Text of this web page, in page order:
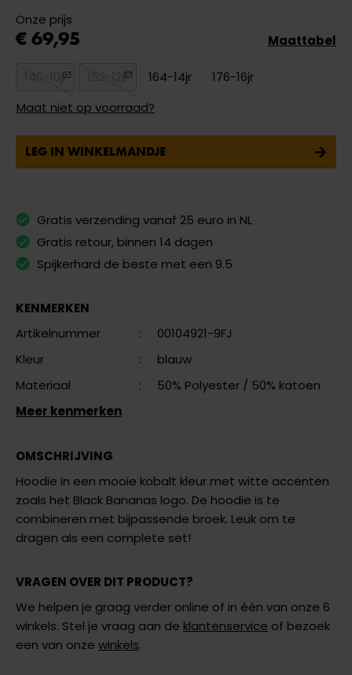
Onze prijs
€ 69,95
140-10jr 152-12jr 164-14jr
176-16jr
Maat niet op voorraad?
Maattabel
LEG IN WINKELMANDJE
Gratis verzending vanaf 25 euro in NL
Gratis retour, binnen 14 dagen
Spijkerhard de beste met een 9.5
KENMERKEN
Artikelnummer
:
00104921-9FJ
Kleur
:
blauw
Materiaal
: 50% Polyester / 50% katoen
Meer kenmerken
OMSCHRIJVING
Hoodie in een mooie kobalt kleur met witte accenten
zoals het Black Bananas logo. De hoodie is te
combineren met bijpassende broek. Leuk om te
dragen als een complete set!
VRAGEN OVER DIT PRODUCT?
We helpen je graag verder online of in één van onze 6
winkels. Stel je vraag aan de klantenservice of bezoek
een van onze winkels.